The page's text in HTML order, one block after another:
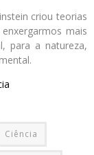
criou teorias
mais
para a natureza,
Ciência